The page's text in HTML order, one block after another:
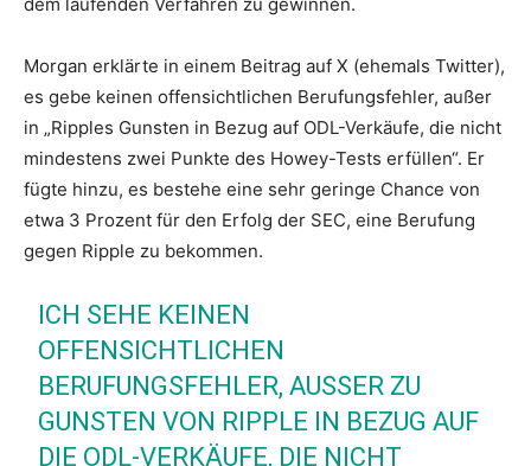
Morgan erklärte in einem Beitrag auf X (ehemals Twitter),
es gebe keinen offensichtlichen Berufungsfehler, außer
in „Ripples Gunsten in Bezug auf ODL-Verkäufe, die nicht
mindestens zwei Punkte des Howey-Tests erfüllen“. Er
fügte hinzu, es bestehe eine sehr geringe Chance von
etwa 3 Prozent für den Erfolg der SEC, eine Berufung
gegen Ripple zu bekommen.
ICH SEHE KEINEN
OFFENSICHTLICHEN
BERUFUNGSFEHLER, AUSSER ZU G
UNSTEN VON RIPPLE IN BEZUG AUF D
IE ODL-VERKÄUFE, DIE NICHT M